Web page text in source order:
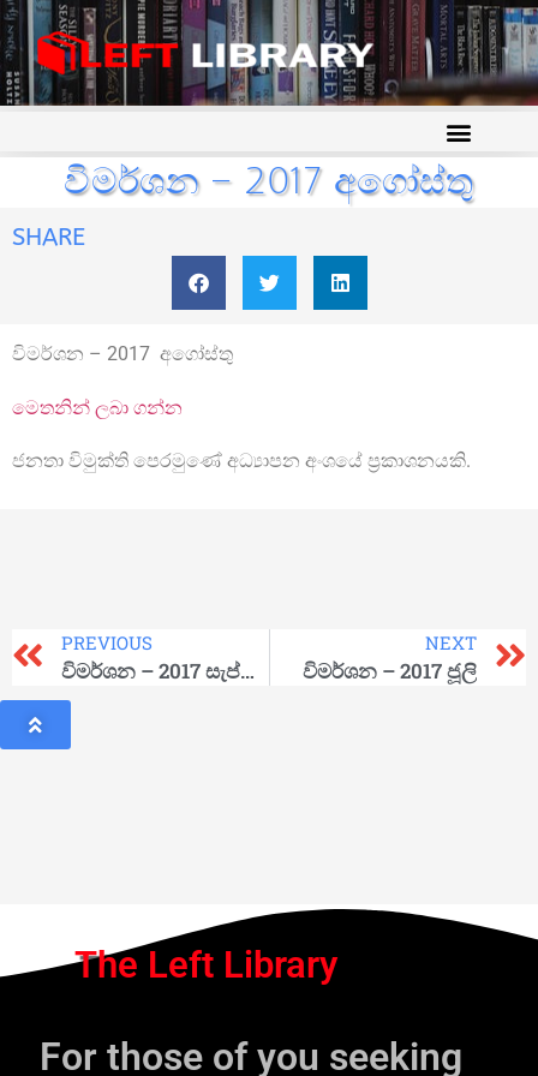
විමර්ශන – 2017 අගෝස්තු
SHARE
විමර්ශන – 2017 අගෝස්තු
මෙතනින් ලබා ගන්න
ජනතා විමුක්ති පෙරමුණේ අධ්‍යාපන අංශයේ ප්‍රකාශනයකි.
PREVIOUS
විමර්ශන – 2017 සැප්තැම්බර්
NEXT
විමර්ශන – 2017 ජූලි
The Left Library
For those of you seeking